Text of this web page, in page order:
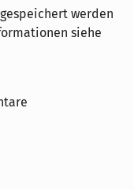
werden
siehe